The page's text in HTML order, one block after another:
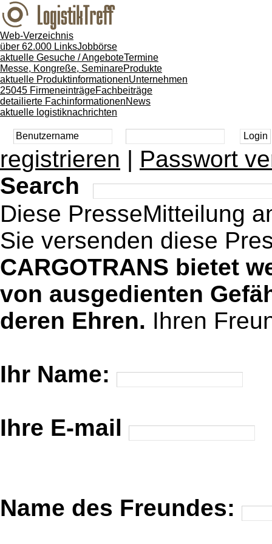
Web-Verzeichnis
über 62.000 LinksJobbörse
aktuelle Gesuche / AngeboteTermine
Messe, Kongreße, SeminareProdukte
aktuelle ProduktinformationenUnternehmen
25045 FirmeneinträgeFachbeiträge
detailierte FachinformationenNews
aktuelle logistiknachrichten
registrieren | Passwort
Search
Diese PresseMitteilung
Sie versenden diese
CARGOTRANS bietet
von ausgedienten
deren Ehren. Ihren
Ihr Name:
Ihre E-mail
Name des Freundes: